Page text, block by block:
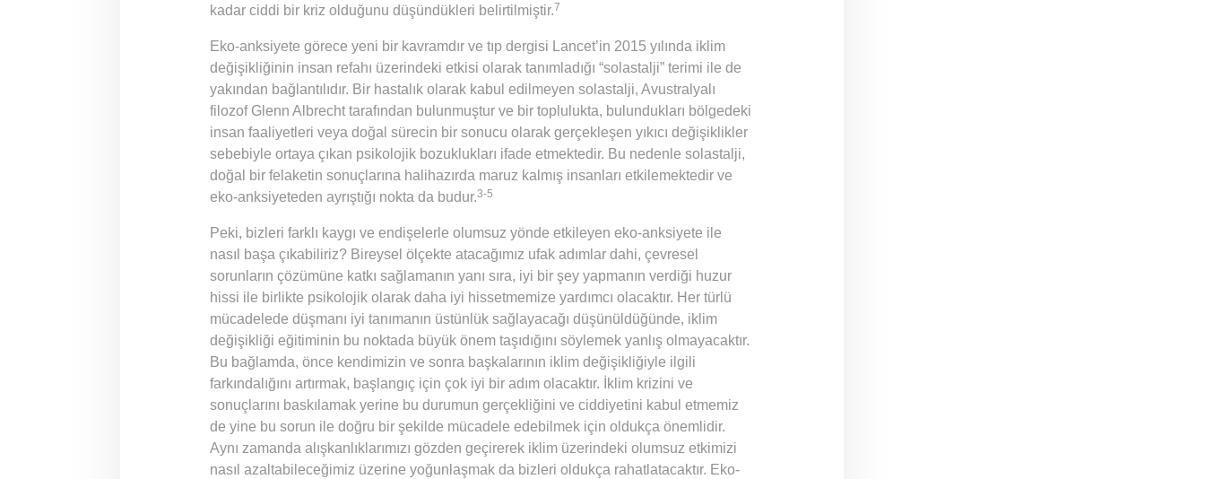
kadar ciddi bir kriz olduğunu düşündükleri belirtilmiştir.7
Eko-anksiyete görece yeni bir kavramdır ve tıp dergisi Lancet’in 2015 yılında iklim
değişikliğinin insan refahı üzerindeki etkisi olarak tanımladığı “solastalji” terimi ile de
yakından bağlantılıdır. Bir hastalık olarak kabul edilmeyen solastalji, Avustralyalı
filozof Glenn Albrecht tarafından bulunmuştur ve bir toplulukta, bulundukları bölgedeki
insan faaliyetleri veya doğal sürecin bir sonucu olarak gerçekleşen yıkıcı değişiklikler
sebebiyle ortaya çıkan psikolojik bozuklukları ifade etmektedir. Bu nedenle solastalji,
doğal bir felaketin sonuçlarına halihazırda maruz kalmış insanları etkilemektedir ve
eko-anksiyeteden ayrıştığı nokta da budur.3-5
Peki, bizleri farklı kaygı ve endişelerle olumsuz yönde etkileyen eko-anksiyete ile
nasıl başa çıkabiliriz? Bireysel ölçekte atacağımız ufak adımlar dahi, çevresel
sorunların çözümüne katkı sağlamanın yanı sıra, iyi bir şey yapmanın verdiği huzur
hissi ile birlikte psikolojik olarak daha iyi hissetmemize yardımcı olacaktır. Her türlü
mücadelede düşmanı iyi tanımanın üstünlük sağlayacağı düşünüldüğünde, iklim
değişikliği eğitiminin bu noktada büyük önem taşıdığını söylemek yanlış olmayacaktır.
Bu bağlamda, önce kendimizin ve sonra başkalarının iklim değişikliğiyle ilgili
farkındalığını artırmak, başlangıç için çok iyi bir adım olacaktır. İklim krizini ve
sonuçlarını baskılamak yerine bu durumun gerçekliğini ve ciddiyetini kabul etmemiz
de yine bu sorun ile doğru bir şekilde mücadele edebilmek için oldukça önemlidir.
Aynı zamanda alışkanlıklarımızı gözden geçirerek iklim üzerindeki olumsuz etkimizi
nasıl azaltabileceğimiz üzerine yoğunlaşmak da bizleri oldukça rahatlatacaktır. Eko-